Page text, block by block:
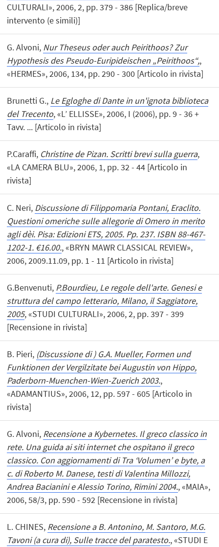
CULTURALI», 2006, 2, pp. 379 - 386 [Replica/breve
intervento (e simili)]
G. Alvoni, Nur Theseus oder auch Peirithoos? Zur
Hypothesis des Pseudo-Euripideischen „Peirithoos“,,
«HERMES», 2006, 134, pp. 290 - 300 [Articolo in rivista]
Brunetti G., Le Egloghe di Dante in un'ignota biblioteca
del Trecento, «L’ ELLISSE», 2006, I (2006), pp. 9 - 36 +
Tavv. ... [Articolo in rivista]
P.Caraffi, Christine de Pizan. Scritti brevi sulla guerra,
«LA CAMERA BLU», 2006, 1, pp. 32 - 44 [Articolo in
rivista]
C. Neri, Discussione di Filippomaria Pontani, Eraclito.
Questioni omeriche sulle allegorie di Omero in merito
agli dèi. Pisa: Edizioni ETS, 2005. Pp. 237. ISBN 88-467-
1202-1. €16.00., «BRYN MAWR CLASSICAL REVIEW»,
2006, 2009.11.09, pp. 1 - 11 [Articolo in rivista]
G.Benvenuti, P.Bourdieu, Le regole dell'arte. Genesi e
struttura del campo letterario, Milano, il Saggiatore,
2005, «STUDI CULTURALI», 2006, 2, pp. 397 - 399
[Recensione in rivista]
B. Pieri, (Discussione di ) G.A. Mueller, Formen und
Funktionen der Vergilzitate bei Augustin von Hippo,
Paderborn-Muenchen-Wien-Zuerich 2003.,
«ADAMANTIUS», 2006, 12, pp. 597 - 605 [Articolo in
rivista]
G. Alvoni, Recensione a Kybernetes. Il greco classico in
rete. Una guida ai siti internet che ospitano il greco
classico. Con aggiornamenti di Tra ‘Volumen’ e byte, a
c. di Roberto M. Danese, testi di Valentina Millozzi,
Andrea Bacianini e Alessio Torino, Rimini 2004., «MAIA»,
2006, 58/3, pp. 590 - 592 [Recensione in rivista]
L. CHINES, Recensione a B. Antonino, M. Santoro, M.G.
Tavoni (a cura di), Sulle tracce del paratesto., «STUDI E